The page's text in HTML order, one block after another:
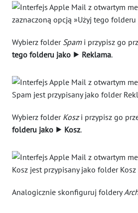
Wybierz folder Spami przypisz go
tego folderu jako ⯈ Reklama.
Wybierz folder Koszi przypisz go
folderu jako ⯈ Kosz.
Analogicznie skonfiguruj foldery